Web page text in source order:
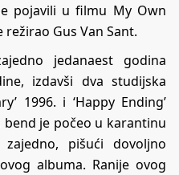
pojavili u filmu My Own
režirao Gus Van Sant.
jedanaest godina
izdavši dva studijska
1996. i ‘Happy Ending’
bend je počeo u karantinu
pišući dovoljno
albuma. Ranije ovog